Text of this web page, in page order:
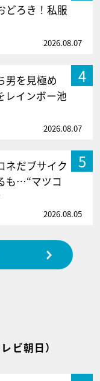
どろき！私服
2026.08.07
4
男を見極め
レインボー池
2026.08.07
5
ネだブサイク
も…“マツコ
2026.08.05
レビ朝日）